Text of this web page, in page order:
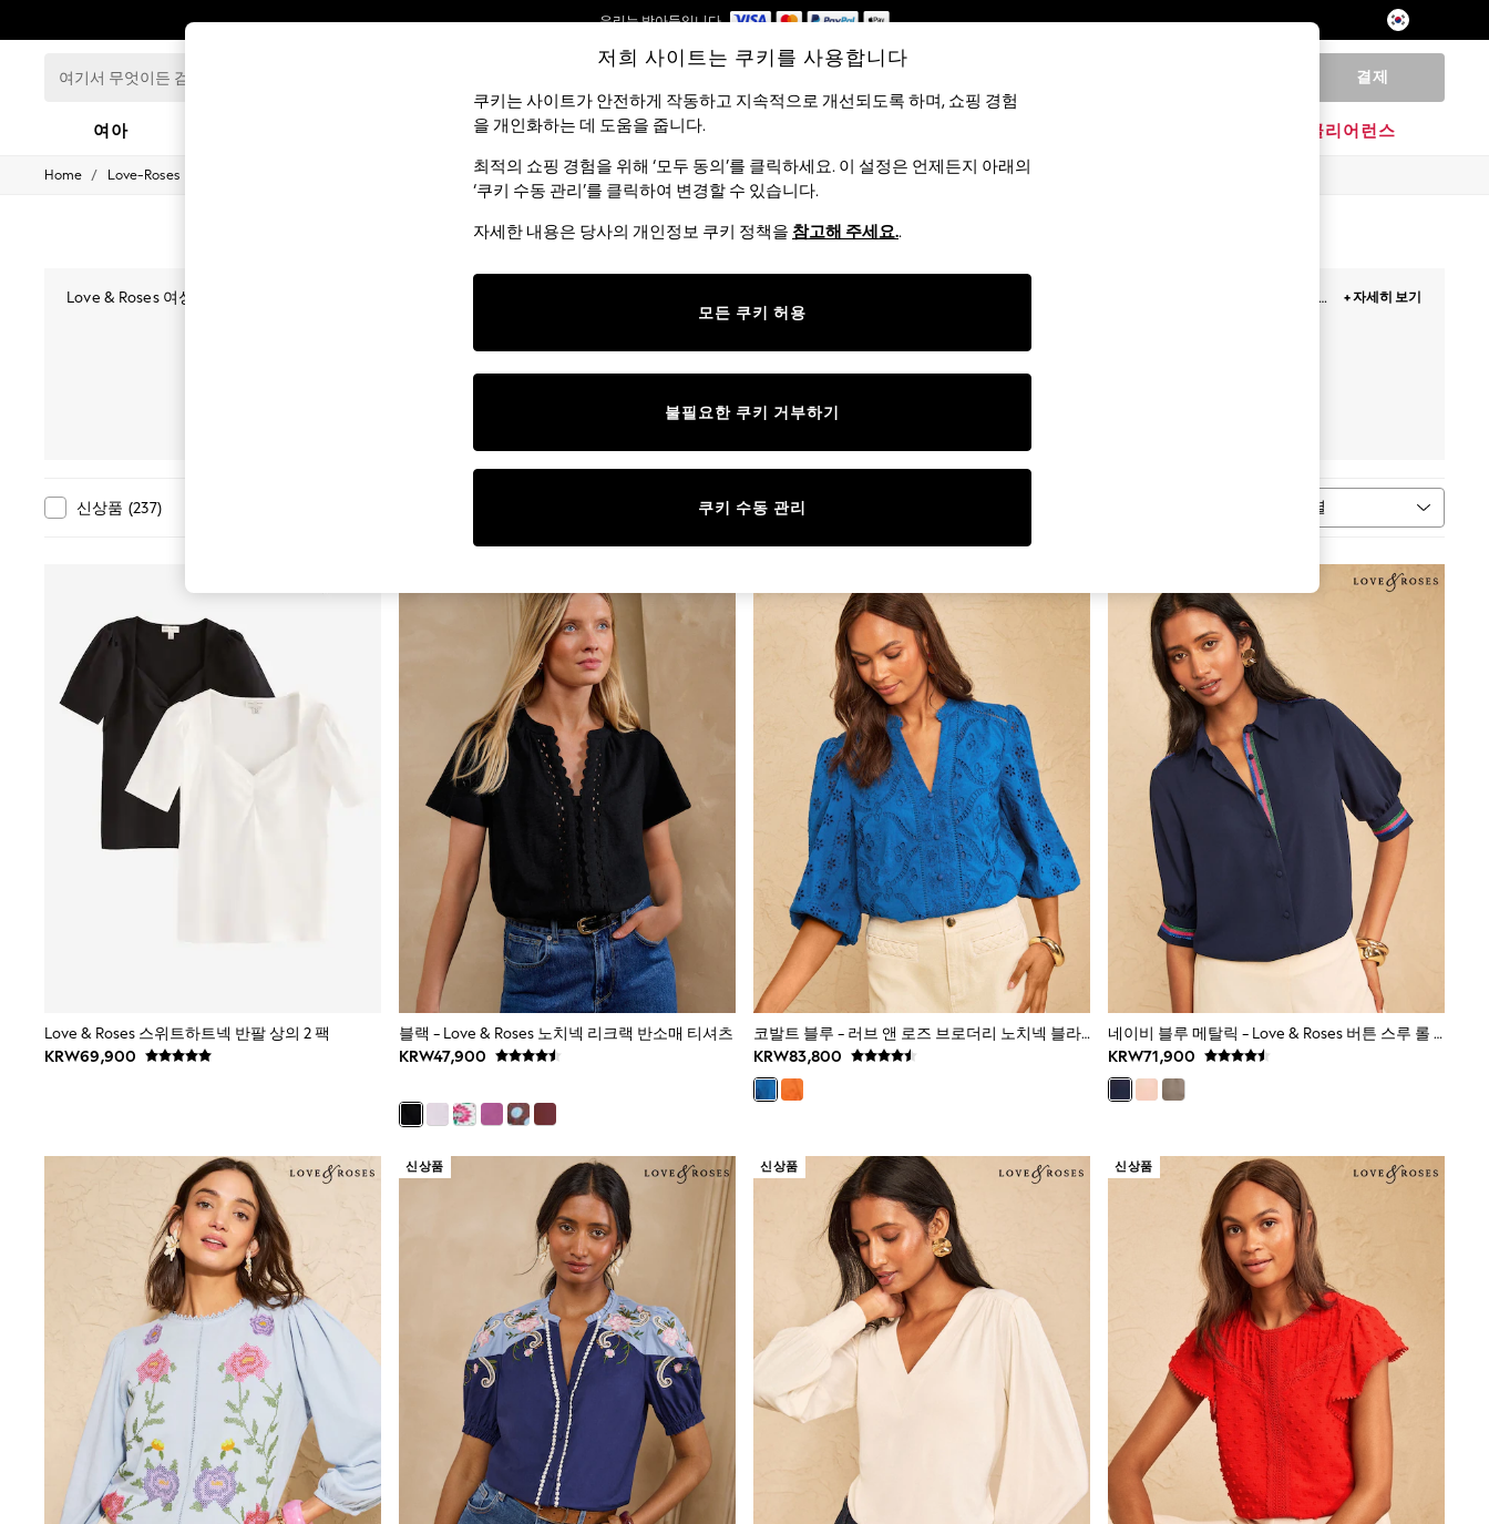
우리는 받아들입니다
배송은 5-8 영업일* 내에 이루어집니다.
₩140,000이상 주문 시 무료 배송 *
기
이
결제
여아 여성 남성 클리어런스
GIRLS
9-11 years
12-14 years
Toy Story
World Cup
Dresses
Dungarees
Jumpsuits & Playsuits
Leggings & Joggers
Nightwear & Pyjamas
Loungewear
Schoolwear
Sets & Outfits
Shirts & Blouses
Shorts & Skirts
Boots
Sandals & Clogs
School Shoes
Wellies
Sun Safe
Multipacks
Pull On
Adjustable Waist
Stretch
Easy Iron
Waterproof
Shower Resistant
All Multipacks
Multipack Leggings
Multipack Pyjamas
Multipack Shorts
Multipack T-Shirts
Multipack Underwear
All Underwear
Nighties
Home / Love-Roses
LOVE & ROSES(2706)
Love & Roses 여성복 컬렉션의 세련미를 경험해 보세요. 시그니처 프린트로 현대적인 여성미를 새롭게 정의합니다. 모든 제품은 세심한 디테일에 중점을 두고 꼼꼼하게 디자인되었으며, 고
등 다양한 의류 컬렉션의 품격을 높여줍니다. 특별한
리고 영감을 주는 스타일로 자신감을 드러내는 옷장을 만들어보세요. 모든 패션 여정은 저마다 독특합니다. Let yours commence with Love & Roses.
+ 자세히 보기
탑 & 티셔츠
셔츠 & 블라우 스커트 & 짧은
신상품 (237) 카테고리 정렬
Love & Roses 스위트하트넥 반팔 상의 2 팩
KRW69,900
블랙 - Love & Roses 노치넥 리크랙 반소매 티셔츠
KRW47,900
코발트 블루 - 러브 앤 로즈 브로더리 노치넥 블라우스
KRW83,800
네이비 블루 메탈릭 - Love & Roses 버튼 스루 롤 슬리브 셔츠
KRW71,900
신상품 신상품 신상품
저희 사이트는 쿠키를 사용합니다
쿠키는 사이트가 안전하게 작동하고 지속적으로 개선되도록 하며, 쇼핑 경험
을 개인화하는 데 도움을 줍니다.
최적의 쇼핑 경험을 위해 ‘모두 동의’를 클릭하세요. 이 설정은 언제든지 아래의
‘쿠키 수동 관리’를 클릭하여 변경할 수 있습니다.
자세한 내용은 당사의 개인정보 쿠키 정책을 참고해 주세요..
모든 쿠키 허용
쿠키 수동 관리
불필요한 쿠키 거부하기